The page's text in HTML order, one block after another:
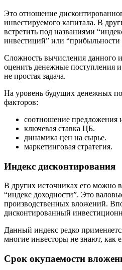
Это отношение
инвестируемого капитала. В
встретить под названиями
инвестиций” или “прибыльности
Сложность вычисления данного
оценить денежные поступления
не простая задача.
На уровень будущих денежных
факторов:
соотношение предложения
ключевая ставка ЦБ.
динамика цен на сырье.
маркетинговая стратегия.
Индекс дисконтирования
В других источниках его можно
“индекс доходности”. Это
производственных вложений.
дисконтированный
Данный индекс редко
многие инвесторы не знают, как
Срок окупаемости